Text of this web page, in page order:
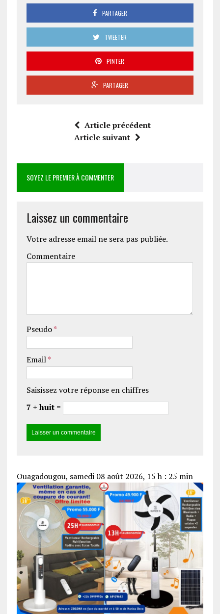
PARTAGER
TWEETER
PINTER
PARTAGER
Article précédent
Article suivant
SOYEZ LE PREMIER À COMMENTER
Laissez un commentaire
Votre adresse email ne sera pas publiée.
Commentaire
Pseudo*
Email*
Saisissez votre réponse en chiffres
7 + huit =
Ouagadougou, samedi 08 août 2026, 15 h : 25 min